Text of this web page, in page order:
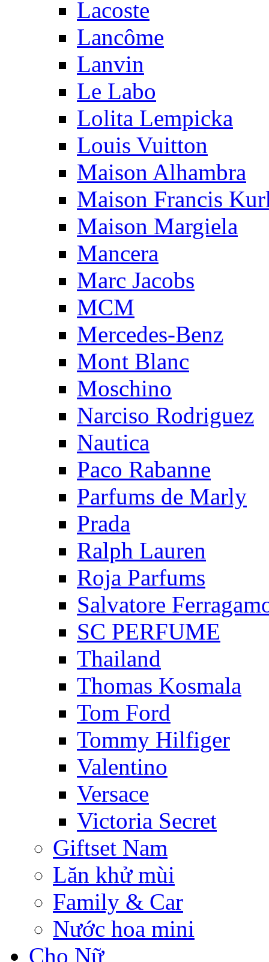
Lacoste
Lancôme
Lanvin
Le Labo
Lolita Lempicka
Louis Vuitton
Maison Alhambra
Maison Francis
Maison Margiela
Mancera
Marc Jacobs
MCM
Mercedes-Benz
Mont Blanc
Moschino
Narciso Rodriguez
Nautica
Paco Rabanne
Parfums de Marly
Prada
Ralph Lauren
Roja Parfums
Salvatore
SC PERFUME
Thailand
Thomas Kosmala
Tom Ford
Tommy Hilfiger
Valentino
Versace
Victoria Secret
Giftset Nam
Lăn khử mùi
Family & Car
Nước hoa mini
Cho Nữ